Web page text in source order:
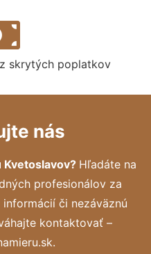
skrytých poplatkov
nás
Kvetoslavov? Hľadáte na
profesionálov za
či nezáväznú
kontaktovať –